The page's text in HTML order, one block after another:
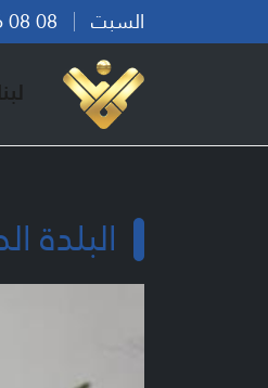
السبت
البلدة